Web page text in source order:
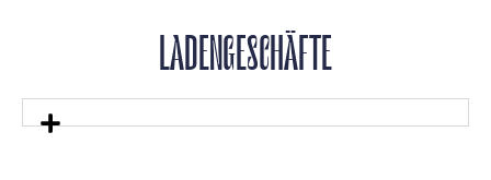
LADENGESCHÄFTE